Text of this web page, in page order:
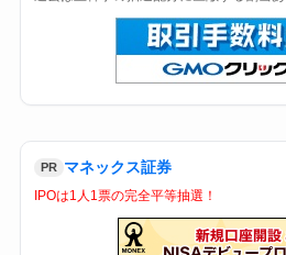
PR マネックス証券
IPOは1人1票の完全平等抽選！